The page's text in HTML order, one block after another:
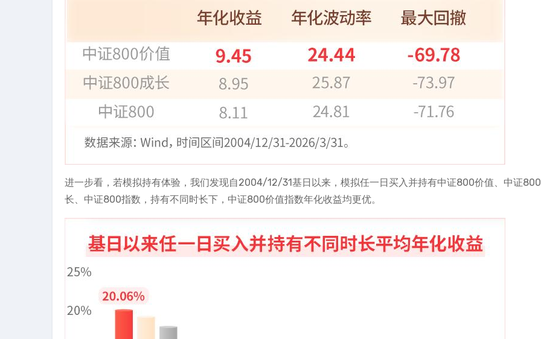
进一步看，若模拟持有体验，我们发现自2004/12/31基日以来，模拟任一日买入并持有中证800价值、中证
长、中证800指数，持有不同时长下，中证800价值指数年化收益均更优。